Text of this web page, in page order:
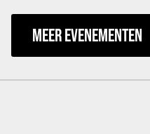
MEER EVENEMENTEN